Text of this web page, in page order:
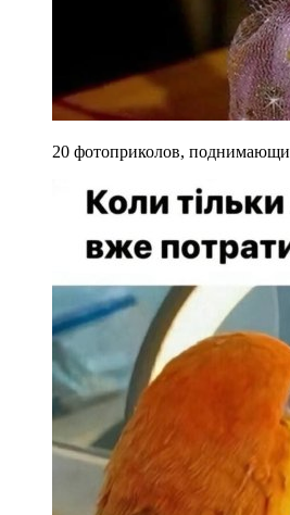
20 фотоприколов,